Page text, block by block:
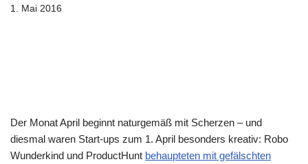
1. Mai 2016
Der Monat April beginnt naturgemäß mit Scherzen – und
diesmal waren Start-ups zum 1. April besonders kreativ: Robo
Wunderkind und ProductHunt behaupteten mit gefälschten